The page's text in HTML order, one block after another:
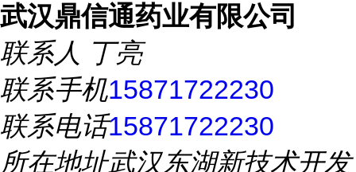
武汉鼎信通药业有限公司
联系人 丁亮
联系手机15871722230
联系电话15871722230
所在地址武汉东湖新技术开发